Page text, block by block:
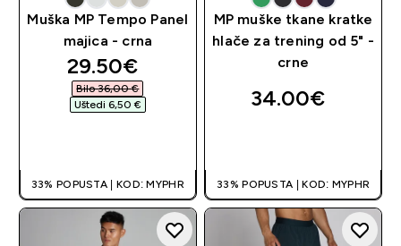
Muška MP Tempo Panel
majica - crna
discounted price
29.50€‎
Bilo 36,00 €‎
Uštedi 6,50 €‎
33% POPUSTA | KOD: MYPHR
MP muške tkane kratke
hlače za trening od 5" -
crne
34.00€‎
33% POPUSTA | KOD: MYPHR